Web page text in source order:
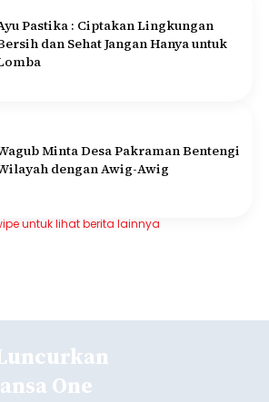
Pastika : Ciptakan Lingkungan
dan Sehat Jangan Hanya untuk
Minta Desa Pakraman Bentengi
dengan Awig-Awig
untuk lihat berita lainnya
One